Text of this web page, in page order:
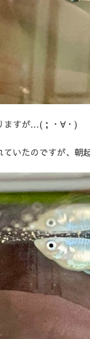
ますが…(；・∀・)
いたのですが、朝